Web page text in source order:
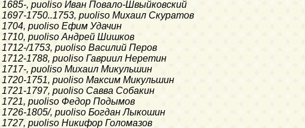
1685-, puoliso Иван Повало-Швыйковский
1697-1750..1753, puoliso Михаил Скуратов
1704, puoliso Ефим Удачин
1710, puoliso Андрей Шишков
1712-/1753, puoliso Василий Перов
1712-1788, puoliso Гавриил Неретин
1717-, puoliso Михаил Микульшин
1720-1751, puoliso Максим Микульшин
1721-1797, puoliso Савва Собакин
1721, puoliso Федор Подымов
1726-1805/, puoliso Богдан Лыкошин
1727, puoliso Никифор Голомазов